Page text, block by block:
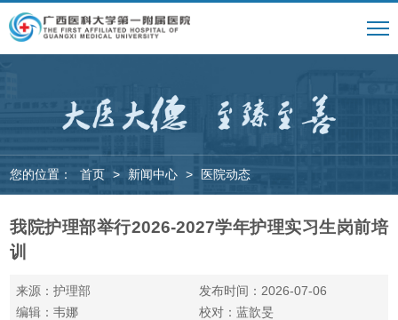
您的位置： 首页 > 新闻中心 > 医院动态
我院护理部举行2026-2027学年护理实习生岗前培
训
来源：护理部
发布时间：2026-07-06
编辑：韦娜
校对：蓝歆旻